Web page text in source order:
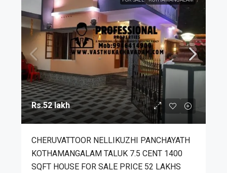
Rs.52 lakh
CHERUVATTOOR NELLIKUZHI PANCHAYATH
KOTHAMANGALAM TALUK 7.5 CENT 1400
SQFT HOUSE FOR SALE PRICE 52 LAKHS